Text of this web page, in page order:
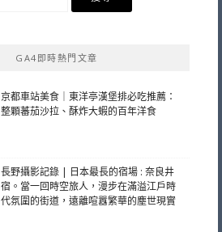
GA4即時熱門文章
京都車站美食｜東洋亭漢堡排必吃推薦：
整顆蕃茄沙拉、酥炸大蝦的百年洋食
長野攝影記錄 | 日本最長的宿場 : 奈良井
宿。當一回時空旅人，漫步在滿溢江戶時
代氛圍的街道，遠離喧囂繁華的塵世現實